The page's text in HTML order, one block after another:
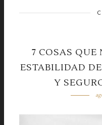
7 COSAS
ESTABILIDAD
Y